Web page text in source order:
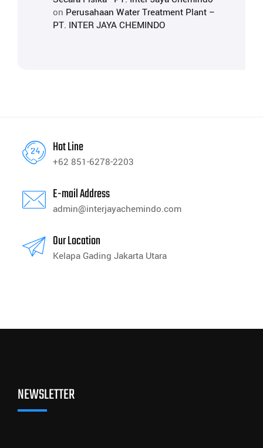
on Perusahaan Water Treatment Plant –
PT. INTER JAYA CHEMINDO
Hot Line
+62 851-6278-2203
E-mail Address
admin@interjayachemindo.com
Our Location
Kelapa Gading Jakarta Utara
NEWSLETTER